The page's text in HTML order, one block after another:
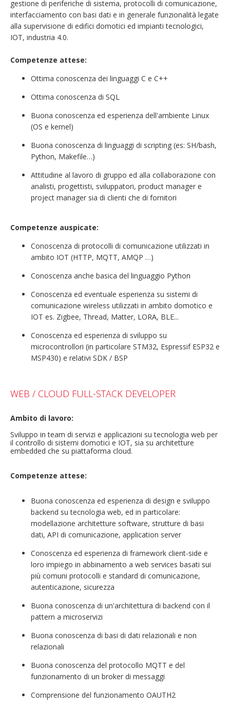
gestione di periferiche di sistema, protocolli di comunicazione,
interfacciamento con basi dati e in generale funzionalità legate
alla supervisione di edifici domotici ed impianti tecnologici,
IOT, industria 4.0.
Competenze attese:
Ottima conoscenza dei linguaggi C e C++
Ottima conoscenza di SQL
Buona conoscenza ed esperienza dell'ambiente Linux
(OS e kernel)
Buona conoscenza di linguaggi di scripting (es: SH/bash,
Python, Makefile…)
Attitudine al lavoro di gruppo ed alla collaborazione con
analisti, progettisti, sviluppatori, product manager e
project manager sia di clienti che di fornitori
Competenze auspicate:
Conoscenza di protocolli di comunicazione utilizzati in
ambito IOT (HTTP, MQTT, AMQP …)
Conoscenza anche basica del linguaggio Python
Conoscenza ed eventuale esperienza su sistemi di
comunicazione wireless utilizzati in ambito domotico e
IOT es. Zigbee, Thread, Matter, LORA, BLE...
Conoscenza ed esperienza di sviluppo su
microcontrollori (in particolare STM32, Espressif ESP32 e
MSP430) e relativi SDK / BSP
WEB / CLOUD FULL-STACK DEVELOPER
Ambito di lavoro:
Sviluppo in team di servizi e applicazioni su tecnologia web per
il controllo di sistemi domotici e IOT, sia su architetture
embedded che su piattaforma cloud.
Competenze attese:
Buona conoscenza ed esperienza di design e sviluppo
backend su tecnologia web, ed in particolare:
modellazione architetture software, strutture di basi
dati, API di comunicazione, application server
Conoscenza ed esperienza di framework client-side e
loro impiego in abbinamento a web services basati sui
più comuni protocolli e standard di comunicazione,
autenticazione, sicurezza
Buona conoscenza di un'architettura di backend con il
pattern a microservizi
Buona conoscenza di basi di dati relazionali e non
relazionali
Buona conoscenza del protocollo MQTT e del
funzionamento di un broker di messaggi
Comprensione del funzionamento OAUTH2